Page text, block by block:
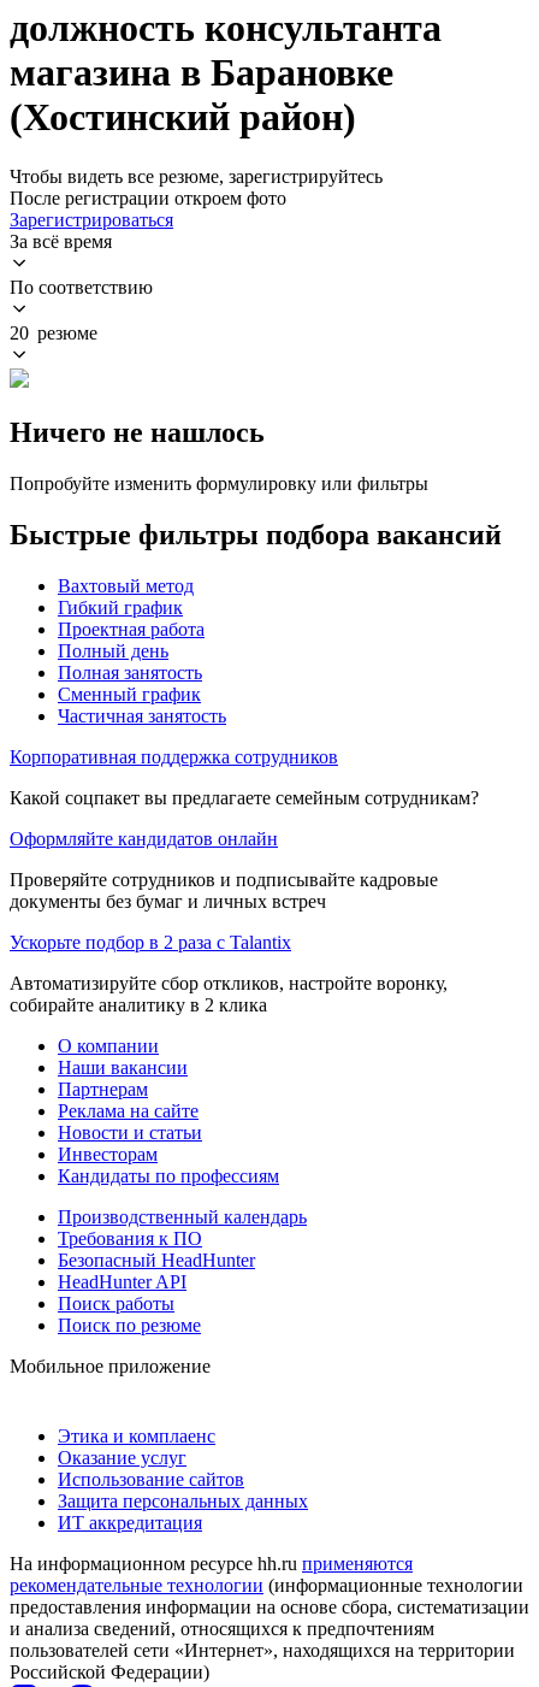
должность консультанта
магазина в Барановке
(Хостинский район)
Чтобы видеть все резюме, зарегистрируйтесь
После регистрации откроем фото
Зарегистрироваться
За всё время
По соответствию
20 резюме
Ничего не нашлось
Попробуйте изменить формулировку или фильтры
Быстрые фильтры подбора вакансий
Вахтовый метод
Гибкий график
Проектная работа
Полный день
Полная занятость
Сменный график
Частичная занятость
Корпоративная поддержка сотрудников
Какой соцпакет вы предлагаете семейным сотрудникам?
Оформляйте кандидатов онлайн
Проверяйте сотрудников и подписывайте кадровые
документы без бумаг и личных встреч
Ускорьте подбор в 2 раза с Talantix
Автоматизируйте сбор откликов, настройте воронку,
собирайте аналитику в 2 клика
О компании
Наши вакансии
Партнерам
Реклама на сайте
Новости и статьи
Инвесторам
Кандидаты по профессиям
Производственный календарь
Требования к ПО
Безопасный HeadHunter
HeadHunter API
Поиск работы
Поиск по резюме
Мобильное приложение
Этика и комплаенс
Оказание услуг
Использование сайтов
Защита персональных данных
ИТ аккредитация
На информационном ресурсе hh.ru применяются
рекомендательные технологии (информационные технологии
предоставления информации на основе сбора, систематизации
и анализа сведений, относящихся к предпочтениям
пользователей сети «Интернет», находящихся на территории
Российской Федерации)